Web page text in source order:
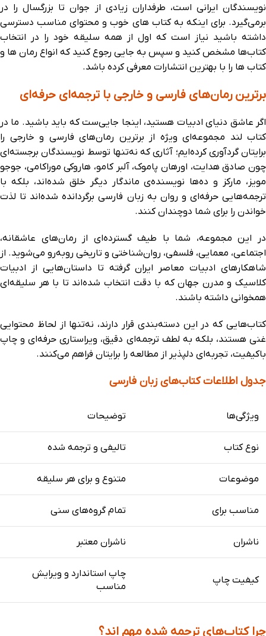
نویسندگان ایرانی است، طرفداران زیادی از جوان تا بزرگسال را در
برمی‌گیرد. برای اینکه به کتاب های خوب و محتوای مناسب دسترسی
داشته باشید نیاز است که اول از همه سلیقه خود را در انتخاب
کتاب‌ها مشخص کنید و سپس به جایی رجوع کنید که انواع رمان ها و
کتاب ها را با بهترین انتشارات معرفی کرده باشد.
برترین رمان‌های فارسی و خارجی با ترجمه‌ای حرفه‌ای
اگر عاشق دنیای ادبیات هستید، اینجا جایی‌ست که باید باشید. ما در
کتاب‌ لند مجموعه‌ای ویژه از برترین رمان‌های فارسی و خارجی را
برایتان گردآوری کرده‌ایم؛ آثاری که نه‌تنها توسط نویسندگان برجسته‌ای
چون صادق هدایت، اورهان پاموک، آلبر کامو، هاروکی موراکامی، جوجو
مویز، مارکز و ده‌ها نویسنده‌ی ماندگار دیگر خلق شده‌اند، بلکه با
ترجمه‌هایی حرفه‌ای و روان به زبان فارسی برگردانده شده‌اند تا لذت
خواندن را برای شما دوچندان کنند.
در این مجموعه، شما با طیف گسترده‌ای از رمان‌های عاشقانه،
اجتماعی، معمایی، فلسفی، روان‌شناختی و تاریخی روبه‌رو می‌شوید. از
شاهکارهای ادبیات معاصر ایران گرفته تا داستان‌هایی از ادبیات
کلاسیک و مدرن جهان که با دقت انتخاب شده‌اند تا با هر سلیقه‌ای
همخوانی داشته باشند.
کتاب‌هایی که در این دسته‌بندی قرار دارند، نه‌تنها از لحاظ محتوایی
غنی هستند، بلکه به لطف ترجمه‌ای دقیق، ویراستاری حرفه‌ای و چاپ
باکیفیت، تجربه‌ای دلپذیر از مطالعه را برایتان فراهم می‌کنند.
جدول اطلاعات کتاب‌های زبان فارسی
ویژگی‌ها توضیحات
نوع کتاب تالیفی و ترجمه شده
موضوعات متنوع و برای هر سلیقه
مناسب برای تمام گروه‌های سنی
ناشران ناشران معتبر
کیفیت چاپ
چاپ استاندارد و ویرایش
مناسب
چرا کتاب‌های ترجمه‌ شده مهم‌ اند؟